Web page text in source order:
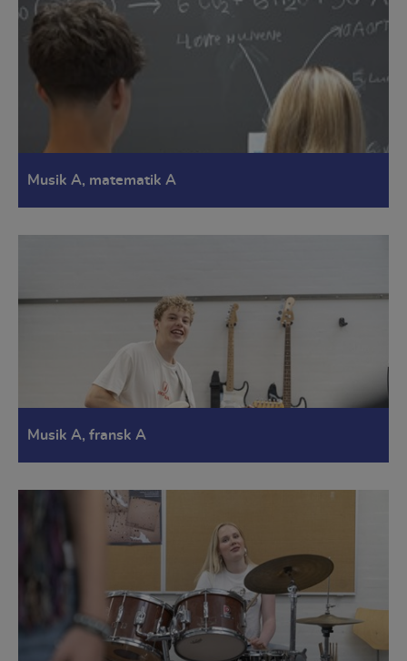
Musik A, matematik A
Musik A, fransk A